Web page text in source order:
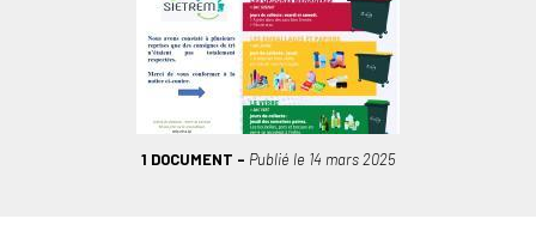
1 DOCUMENT Publié le 14 mars 2025